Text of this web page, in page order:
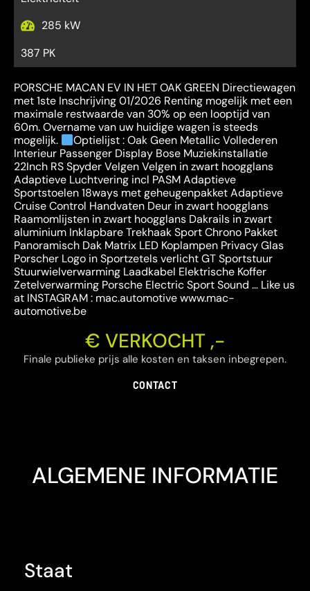
285 kW
387 PK
PORSCHE MACAN EV IN HET OAK GREEN Directiewagen
met 1ste Inschrijving 01/2026 Renting mogelijk met een
maximale restwaarde van 30% op een looptijd van
60m. Overname van uw huidige wagen is steeds
mogelijk.
Optielijst : Oak Geen Metallic Vollederen
Interieur Passenger Display Bose Muziekinstallatie
22Inch RS Spyder Velgen Velgen in zwart hoogglans
Adaptieve Luchtvering incl PASM Adaptieve
Sportstoelen 18ways met geheugenpakket Adaptieve
Cruise Control Handvaten Deur in zwart hoogglans
Raamomlijsten in zwart hoogglans Dakrails in zwart
aluminium Inklapbare Trekhaak Sport Chrono Pakket
Panoramisch Dak Matrix LED Koplampen Privacy Glas
Porscher Logo in Sportzetels verlicht GT Sportstuur
Stuurwielverwarming Laadkabel Elektrische Koffer
Zetelverwarming Porsche Electric Sport Sound … Like us
at INSTAGRAM : mac.automotive www.mac-
automotive.be
€ VERKOCHT ,-
Finale publieke prijs alle kosten en taksen inbegrepen.
CONTACT
ALGEMENE INFORMATIE
Staat